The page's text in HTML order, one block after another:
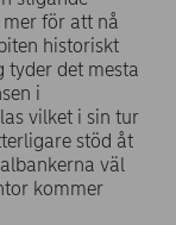
för att nå
historiskt
tyder det mesta
i
vilket i sin tur
stöd åt
väl
kommer